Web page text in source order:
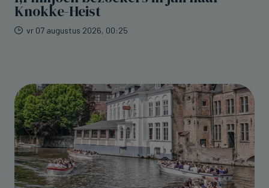
Knokke-Heist
vr 07 augustus 2026, 00:25